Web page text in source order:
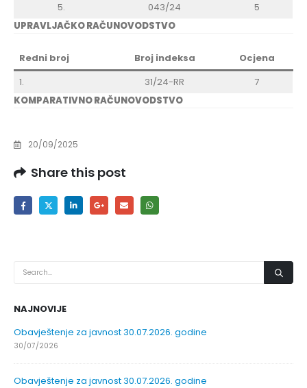
5.
043/24
5
UPRAVLJAČKO RAČUNOVODSTVO
Redni broj Broj indeksa
Ocjena
1.
31/24-RR
7
KOMPARATIVNO RAČUNOVODSTVO
20/09/2025
Share this post
NAJNOVIJE
Obavještenje za javnost 30.07.2026. godine
30/07/2026
Obavještenje za javnost 30.07.2026. godine